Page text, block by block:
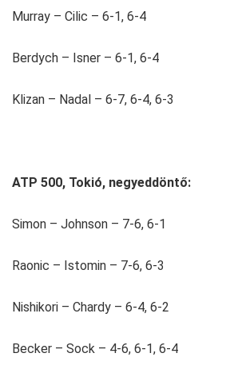
Murray – Cilic – 6-1, 6-4
Berdych – Isner – 6-1, 6-4
Klizan – Nadal – 6-7, 6-4, 6-3
ATP 500, Tokió, negyeddöntő:
Simon – Johnson – 7-6, 6-1
Raonic – Istomin – 7-6, 6-3
Nishikori – Chardy – 6-4, 6-2
Becker – Sock – 4-6, 6-1, 6-4